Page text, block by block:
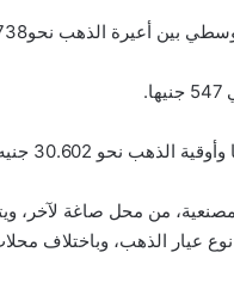
من محل صاغة لآخر،
جنيهًا باختلاف نوع عيار الذهب،